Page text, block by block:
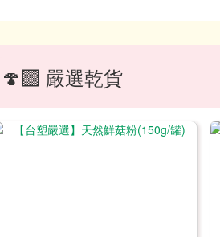
🍄‍🟫 嚴選乾貨